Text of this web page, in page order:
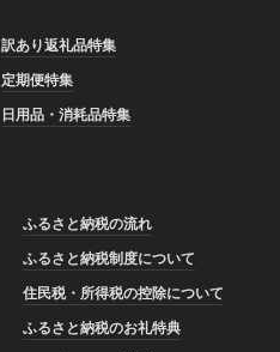
訳あり返礼品特集
定期便特集
日用品・消耗品特集
ふるさと納税の流れ
ふるさと納税制度について
住民税・所得税の控除について
ふるさと納税のお礼特典